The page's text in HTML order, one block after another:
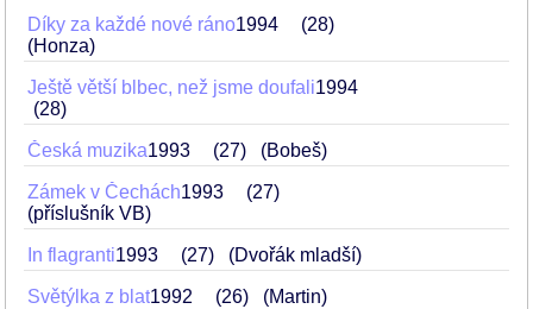
Díky za každé nové ráno1994
28
(Honza)
Ještě větší blbec, než jsme doufali1994
28
Česká muzika1993 27 (Bobeš)
Zámek v Čechách1993
27
(příslušník VB)
In flagranti1993 27 (Dvořák mladší)
Světýlka z blat1992 26 (Martin)